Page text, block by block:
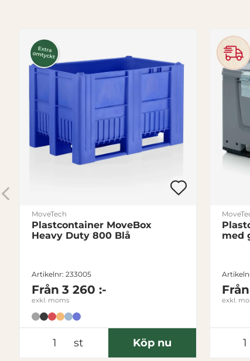
MoveTech
Plastcontainer MoveBox
Heavy Duty 800 Blå
Artikelnr: 233005
Från 3 260 :-
exkl. moms
st Köp nu
med
Från
exkl.